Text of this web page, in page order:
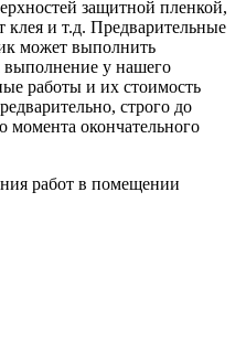
защитной пленкой,
и т.д. Предварительные
может выполнить
выполнение у нашего
работы и их стоимость
строго до
момента окончательного
работ в помещении